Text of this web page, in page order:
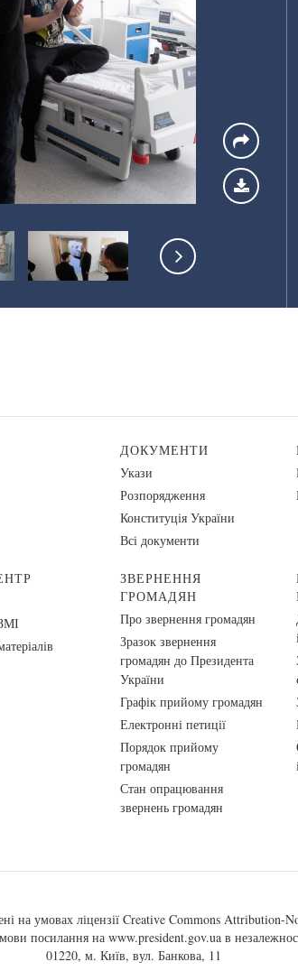
ДОКУМЕНТИ
Укази
Розпорядження
Конституція України
Всі документи
ЗВЕРНЕННЯ
ГРОМАДЯН
Про звернення громадян
Зразок звернення
громадян до Президента
України
Графік прийому громадян
Електронні петиції
Порядок прийому
громадян
Стан опрацювання
звернень громадян
на умовах ліцензії Creative Commons Attribution-
посилання на www.president.gov.ua в
01220, м. Київ, вул. Банкова, 11